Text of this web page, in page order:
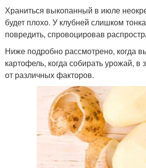
Храниться выкопанный в июле
будет плохо. У клубней слишком
повредить, спровоцировав
Ниже подробно рассмотрено, когда
картофель, когда собирать урожай, в
от различных факторов.